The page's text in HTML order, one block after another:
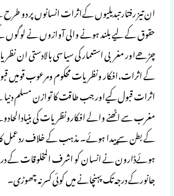
ان تیز رفتار تبدیلیوں کےاثرات انسانوں پر دو
حقوق کے لیے بلند ہونے والی آوازوں نے لوگوں
چڑھےاور مغربی استعمار کی سیاسی بالادستی ان
کے اثرات،افکار ونظریات محکوم ومرعوب
اثرات قبول کیےاور جب طاقت کا توازن مسلم
مغرب سے اٹھنے والے افکارونظریات کی
کے بطن سےپیدا ہوئے۔ مذہب کے خلاف ردعمل
ہوئےڈارون نے انسان کو اشرف المخلوقات کے
جانورکے درجہ تک پہنچانے میں کوئی کسر نہ چھوڑی۔